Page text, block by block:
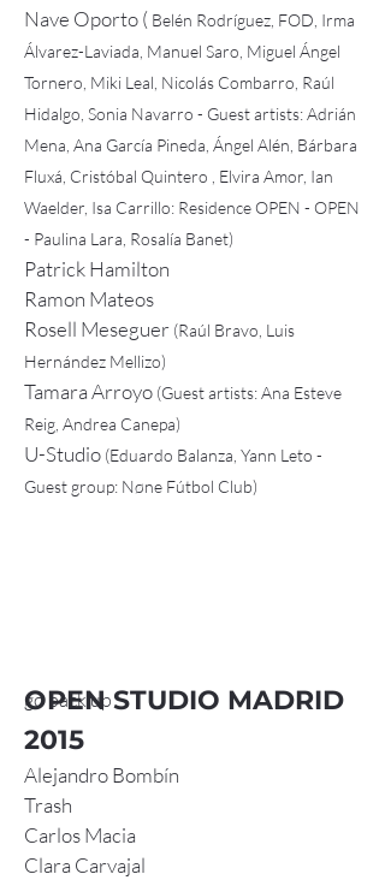
Nave Oporto ( Belén Rodríguez, FOD, Irma
Álvarez-Laviada, Manuel Saro, Miguel Ángel
Tornero, Miki Leal, Nicolás Combarro, Raúl
Hidalgo, Sonia Navarro - Guest artists: Adrián
Mena, Ana García Pineda, Ángel Alén, Bárbara
Fluxá, Cristóbal Quintero , Elvira Amor, Ian
Waelder, Isa Carrillo: Residence OPEN - OPEN
- Paulina Lara, Rosalía Banet)
Patrick Hamilton
Ramon Mateos
Rosell Meseguer (Raúl Bravo, Luis
Hernández Mellizo)
Tamara Arroyo (Guest artists: Ana Esteve
Reig, Andrea Canepa)
U-Studio (Eduardo Balanza, Yann Leto -
Guest group: Nøne Fútbol Club)
OPEN STUDIO MADRID
2015
Alejandro Bombín
Trash
Carlos Macia
Clara Carvajal
go back up